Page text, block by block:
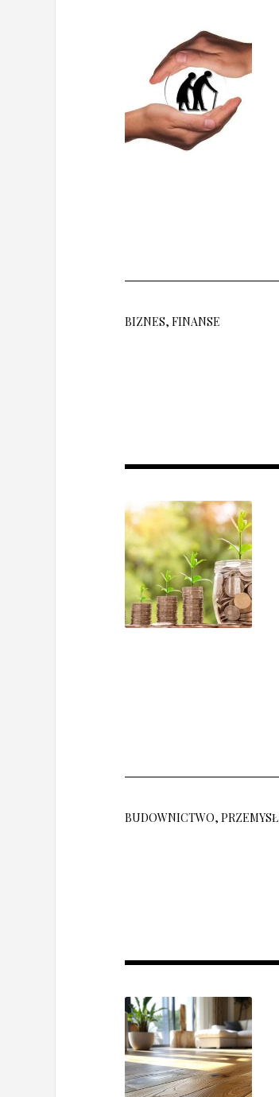
BIZNES, FINANSE
BUDOWNICTWO, PRZEMYSŁ